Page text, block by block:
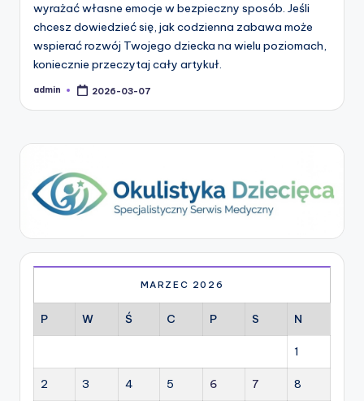
wyrażać własne emocje w bezpieczny sposób. Jeśli
chcesz dowiedzieć się, jak codzienna zabawa może
wspierać rozwój Twojego dziecka na wielu poziomach,
koniecznie przeczytaj cały artykuł.
Posted
admin 2026-03-07
MARZEC 2026
P W Ś C P S N
1
2 3 4 5 6 7 8